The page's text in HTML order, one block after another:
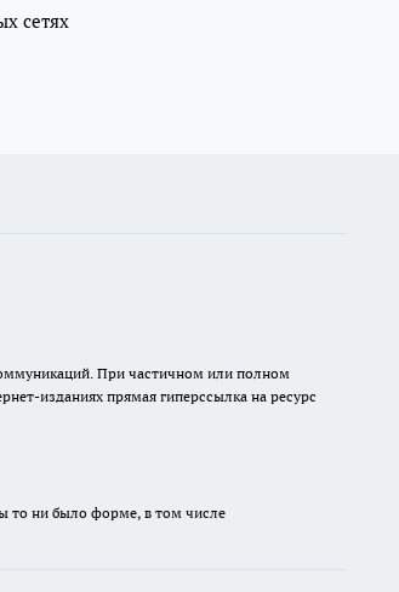
сетях
При частичном или полном
изданиях прямая гиперссылка на ресурс
то ни было форме, в том числе